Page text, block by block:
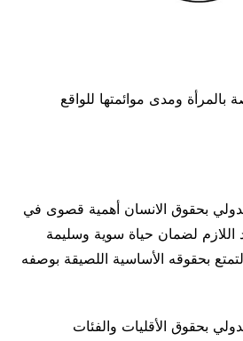
بالمرأة ومدى موائمتها للواقع
بحقوق الانسان أهمية قصوى في
اللازم لضمان حياة سوية وسليمة
بحقوقه الأساسية اللصيقة بوصفه
بحقوق الأقليات والفئات